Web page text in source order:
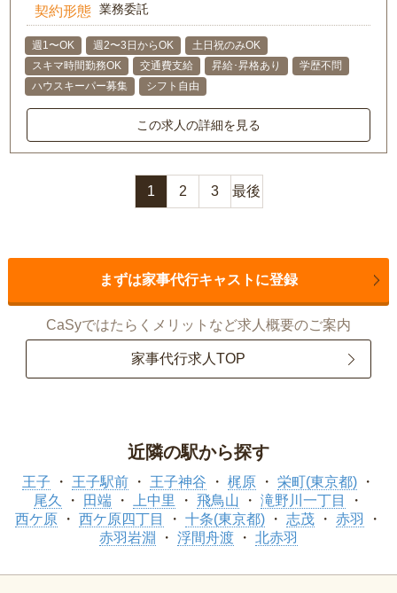
契約形態 業務委託
週1〜OK 週2〜3日からOK
土日祝のみOK
スキマ時間勤務OK
交通費支給 昇給･昇格あり
学歴不問
ハウスキーパー募集
シフト自由
この求人の詳細を見る
1 2 3 最後
まずは家事代行キャストに登録
CaSyではたらくメリットなど求人概要のご案内
家事代行求人TOP
近隣の駅から探す
王子 王子駅前 王子神谷 梶原
栄町(東京都)
尾久
田端 上中里 飛鳥山
滝野川一丁目
西ケ原
西ケ原四丁目 十条(東京都) 志茂
赤羽
赤羽岩淵
浮間舟渡 北赤羽